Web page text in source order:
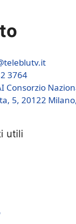
3764
Consorzio
5, 20122
utili